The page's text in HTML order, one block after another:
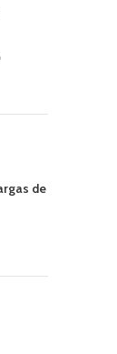
de